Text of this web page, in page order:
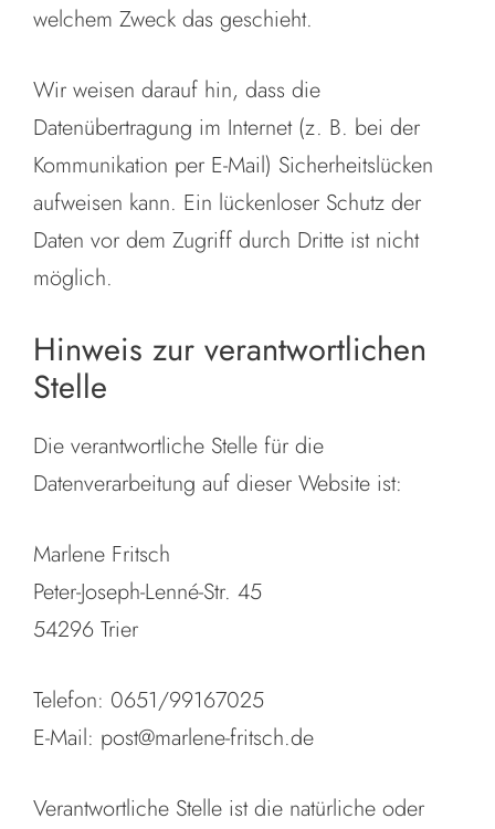
welchem Zweck das geschieht.
Wir weisen darauf hin, dass die
Datenübertragung im Internet (z. B. bei der
Kommunikation per E-Mail) Sicherheitslücken
aufweisen kann. Ein lückenloser Schutz der
Daten vor dem Zugriff durch Dritte ist nicht
möglich.
Hinweis zur verantwortlichen
Stelle
Die verantwortliche Stelle für die
Datenverarbeitung auf dieser Website ist:
Marlene Fritsch
Peter-Joseph-Lenné-Str. 45
54296 Trier
Telefon: 0651/99167025
E-Mail: post@marlene-fritsch.de
Verantwortliche Stelle ist die natürliche oder